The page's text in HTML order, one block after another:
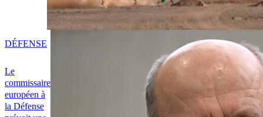
Le
commissaire
européen à
la Défense
DÉFENSE